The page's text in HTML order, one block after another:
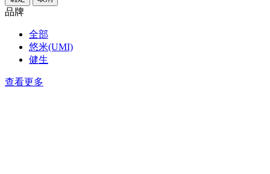
品牌
全部
悠米(UMI)
健生
查看更多